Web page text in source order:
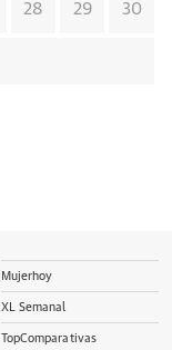
28 29 30
Mujerhoy
XL Semanal
TopComparativas